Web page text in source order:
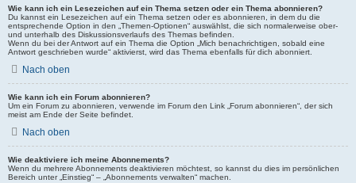
Wie kann ich ein Lesezeichen auf ein Thema setzen oder ein Thema abonnieren?
Du kannst ein Lesezeichen auf ein Thema setzen oder es abonnieren, in dem du die
entsprechende Option in den „Themen-Optionen“ auswählst, die sich normalerweise ober-
und unterhalb des Diskussionsverlaufs des Themas befinden.
Wenn du bei der Antwort auf ein Thema die Option „Mich benachrichtigen, sobald eine
Antwort geschrieben wurde“ aktivierst, wird das Thema ebenfalls für dich abonniert.
Nach oben
Wie kann ich ein Forum abonnieren?
Um ein Forum zu abonnieren, verwende im Forum den Link „Forum abonnieren“, der sich
meist am Ende der Seite befindet.
Nach oben
Wie deaktiviere ich meine Abonnements?
Wenn du mehrere Abonnements deaktivieren möchtest, so kannst du dies im persönlichen
Bereich unter „Einstieg“ – „Abonnements verwalten“ machen.